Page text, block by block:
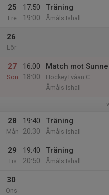
25
Fre
17:50
19:00
Träning
Åmåls Ishall
26
Lör
27
Sön
16:00
18:00
Match mot
HockeyTvåan C
Åmåls Ishall
28
Mån
19:40
20:30
Träning
Åmåls Ishall
29
Tis
19:40
20:50
Träning
Åmåls Ishall
30
Ons